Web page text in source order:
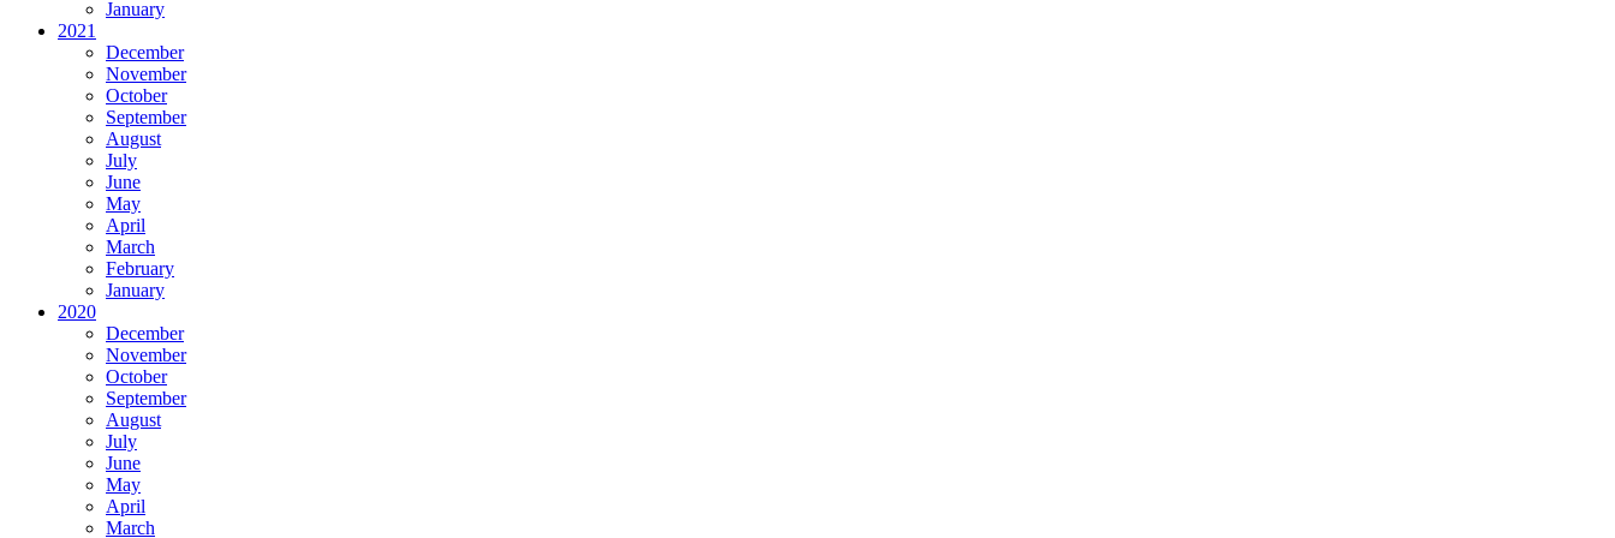
January
2021
December
November
October
September
August
July
June
May
April
March
February
January
2020
December
November
October
September
August
July
June
May
April
March